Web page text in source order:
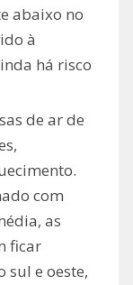
abaixo no
à
há risco
de ar de
com
as
ficar
e oeste,